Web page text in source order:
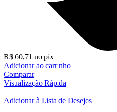
R$ 60,71 no pix
Adicionar ao carrinho
Comparar
Visualização Rápida
Adicionar à Lista de Desejos